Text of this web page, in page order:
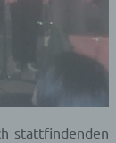
stattfindenden